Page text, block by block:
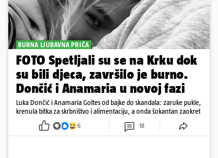
BURNA LJUBAVNA PRIČA
FOTO Spetljali su se na Krku dok
su bili djeca, završilo je burno.
Dončić i Anamaria u novoj fazi
Luka Dončić i Anamaria Goltes od bajke do skandala: zaruke pukle,
krenula bitka za skrbništvo i alimentaciju, a onda šokantan zaokret
6 18